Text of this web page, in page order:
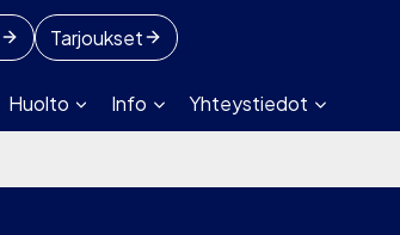
Tarjoukset
Huolto Info Yhteystiedot